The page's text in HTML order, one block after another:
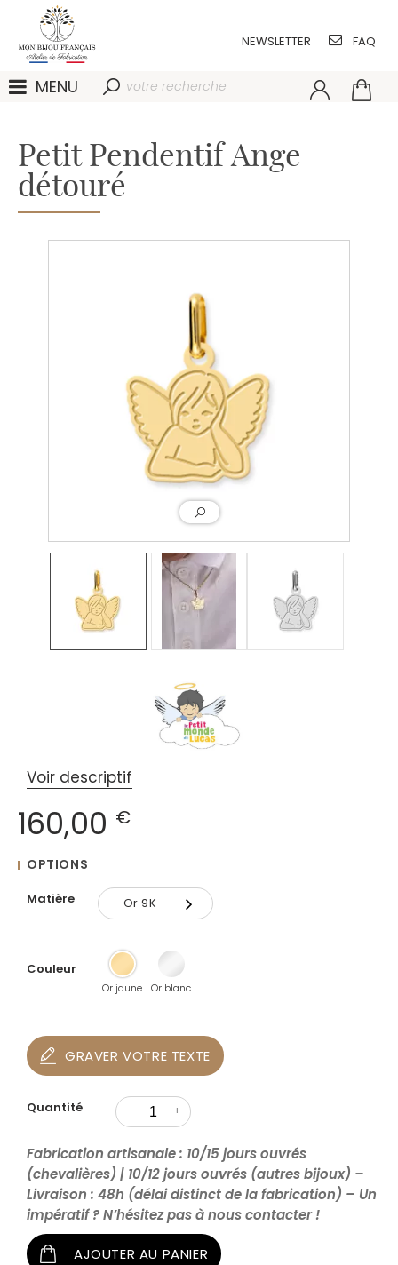
NEWSLETTER FAQ
MENU
Petit Pendentif Ange
détouré
Voir descriptif
160,00 €
OPTIONS
Matière Or 9K
Or 18K
Couleur
Or jaune Or blanc
GRAVER VOTRE TEXTE
Quantité - +
Fabrication artisanale : 10/15 jours ouvrés
(chevalières) | 10/12 jours ouvrés (autres bijoux) –
Livraison : 48h (délai distinct de la fabrication) – Un
impératif ? N’hésitez pas à nous contacter !
AJOUTER AU PANIER